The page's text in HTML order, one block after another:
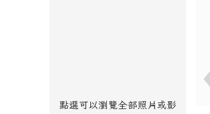
點選可以瀏覽全部照片或影